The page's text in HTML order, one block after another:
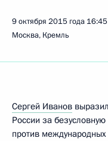
9 октября 2015 года 16:45
Москва, Кремль
Сергей Иванов
России за
против